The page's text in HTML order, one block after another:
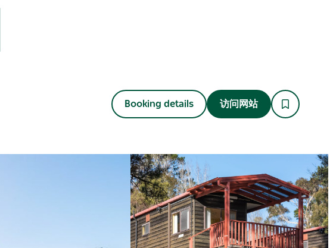
Booking details 访问网站